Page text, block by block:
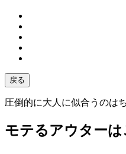
戻る
圧倒的に大人に似合うのは
モテるアウター